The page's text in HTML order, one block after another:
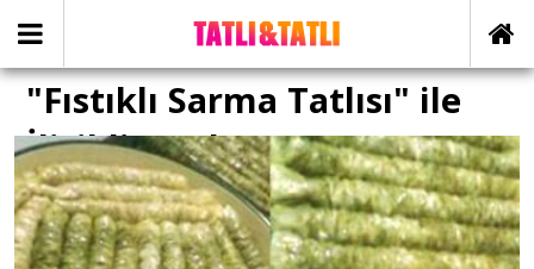
"Fıstıklı Sarma Tatlısı" ile
İlişikli yazılar